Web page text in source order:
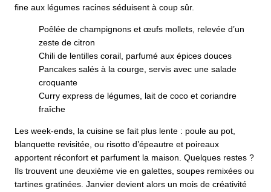
fine aux légumes racines séduisent à coup sûr.
Poêlée de champignons et œufs mollets, relevée d’un
zeste de citron
Chili de lentilles corail, parfumé aux épices douces
Pancakes salés à la courge, servis avec une salade
croquante
Curry express de légumes, lait de coco et coriandre
fraîche
Les week-ends, la cuisine se fait plus lente : poule au pot,
blanquette revisitée, ou risotto d’épeautre et poireaux
apportent réconfort et parfument la maison. Quelques restes ?
Ils trouvent une deuxième vie en galettes, soupes remixées ou
tartines gratinées. Janvier devient alors un mois de créativité